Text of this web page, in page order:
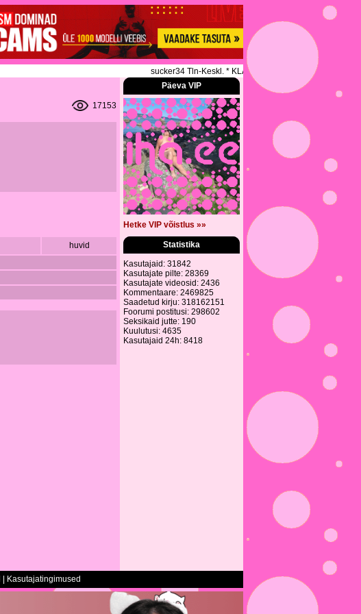
sucker34 Tln-Keskl. * KLASSIKALINE *
17153
huvid
Päeva VIP
Hetke VIP võistlus »»
Statistika
Kasutajaid: 31842
Kasutajate pilte: 28369
Kasutajate videosid: 2436
Kommentaare: 2469825
Saadetud kirju: 318162151
Foorumi postitusi: 298602
Seksikaid jutte: 190
Kuulutusi: 4635
Kasutajaid 24h: 8418
Kasutajatingimused